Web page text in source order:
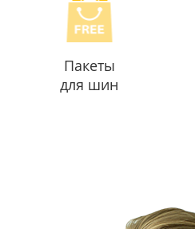
Пакеты
для шин